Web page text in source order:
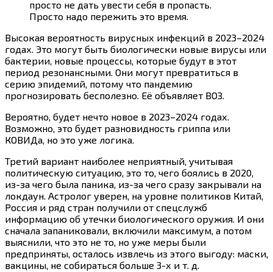
просто не дать увести себя в пропасть.
Просто надо пережить это время.
Высокая вероятность вирусных инфекций в 2023–2024
годах. Это могут быть биологически новые вирусы или
бактерии, новые процессы, которые будут в этот
период резонансными. Они могут превратиться в
серию эпидемий, потому что пандемию
прогнозировать бесполезно. Её объявляет ВОЗ.
Вероятно, будет нечто новое в 2023–2024 годах.
Возможно, это будет разновидность гриппа или
КОВИДа, но это уже логика.
Третий вариант наиболее неприятный, учитывая
политическую ситуацию, это то, чего боялись в 2020,
из-за чего была паника, из-за чего сразу закрывали на
локдаун. Астролог уверен, на уровне политиков Китай,
Россия и ряд стран получили от спецслужб
информацию об утечки биологического оружия. И они
сначала запаниковали, включили максимум, а потом
выяснили, что это не то, но уже меры были
предприняты, осталось извлечь из этого выгоду: маски,
вакцины, не собираться больше 3-х и т. д.